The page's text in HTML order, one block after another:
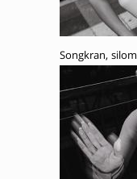
Songkran, silom